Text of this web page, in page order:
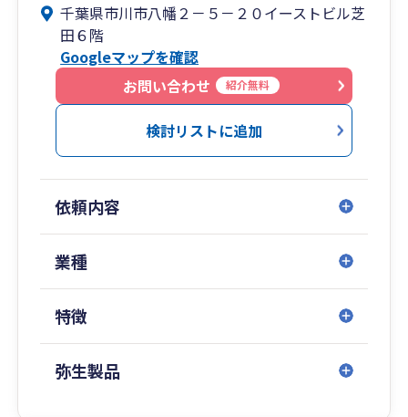
代表税理士は三菱UFJ銀行出身。
大手企業から中小企業まで数多くの企業を担当
し、融資・事業計画・事業承継・M&Aなどを支援
してきました。
その経験を活かし、経営に役立つ税務・財務アド
バイスを提供しています。
地域金融機関とのネットワークを活かして、
融資のご相談から実行までサポートしています。
導入から運用、申告まで一貫して対応可能です。
現在の税理士に相談しづらい、レスポンスが遅
い、経営の相談ができないとお悩みの方もお気軽
千葉県市川市八幡２－５－２０イーストビル芝
田６階
Googleマップを確認
お問い合わせ
紹介無料
検討リストに追加
依頼内容
業種
特徴
弥生製品